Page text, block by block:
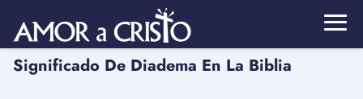
Significado De Diadema En La Biblia